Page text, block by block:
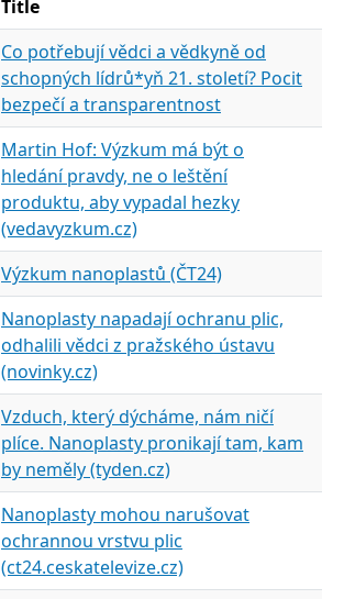
Title
Co potřebují vědci a vědkyně od
schopných lídrů*yň 21. století? Pocit
bezpečí a transparentnost
Martin Hof: Výzkum má být o
hledání pravdy, ne o leštění
produktu, aby vypadal hezky
(vedavyzkum.cz)
Výzkum nanoplastů (ČT24)
Nanoplasty napadají ochranu plic,
odhalili vědci z pražského ústavu
(novinky.cz)
Vzduch, který dýcháme, nám ničí
plíce. Nanoplasty pronikají tam, kam
by neměly (tyden.cz)
Nanoplasty mohou narušovat
ochrannou vrstvu plic
(ct24.ceskatelevize.cz)